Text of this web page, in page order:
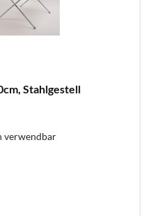
Stahlgestell
verwendbar